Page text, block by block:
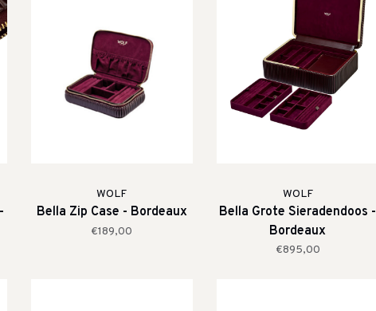
WOLF
Bella Zip Case - Bordeaux
€189,00
WOLF
Bella Grote Sieradendoos -
Bordeaux
€895,00